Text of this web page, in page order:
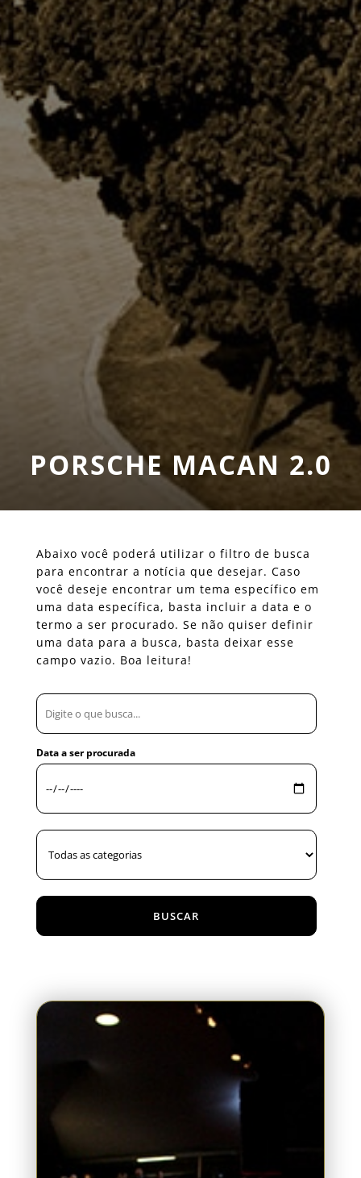
PORSCHE MACAN 2.0
Abaixo você poderá utilizar o filtro de busca
para encontrar a notícia que desejar. Caso
você deseje encontrar um tema específico em
uma data específica, basta incluir a data e o
termo a ser procurado. Se não quiser definir
uma data para a busca, basta deixar esse
campo vazio. Boa leitura!